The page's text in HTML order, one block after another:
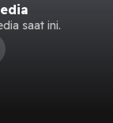
saat ini.